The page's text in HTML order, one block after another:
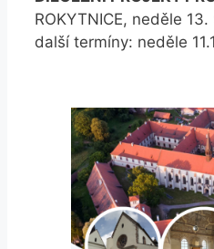
ROKYTNICE, neděle
další termíny: neděle